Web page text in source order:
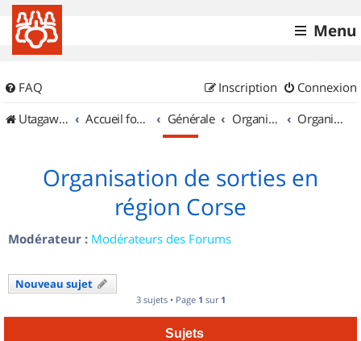
Menu
FAQ Connexion
Inscription
UtagawaVTT (Randos VTT et VTTAE avec traces GPS)
Accueil forum Générale Organisation de sorties & Recherche de partenaires Organisation de sorties en région Corse
Organisation de sorties en
région Corse
Modérateur : Modérateurs des Forums
Nouveau sujet
3 sujets • Page 1 sur 1
Sujets